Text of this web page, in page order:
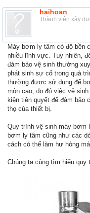
haihoan
Thành viên xây
Máy bơm ly tâm có độ bền
nhiều lĩnh vực. Tuy nhiên,
đảm bảo vệ sinh thường
phát sinh sự cố trong quá
thường được sử dụng để
mòn cao, do đó việc vệ
kiện tiên quyết để đảm bảo
thọ của thiết bị.
Quy trình vệ sinh máy bơm
bơm ly tâm cũng như các
cách có thể làm hư hỏng
Chúng ta cùng tìm hiểu